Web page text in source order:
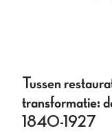
Tussen
transformatie:
1840-1927